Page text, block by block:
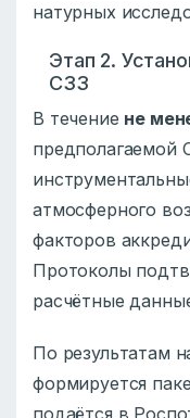
натурных
Этап 2.
СЗЗ
В течение не
предполагаемой
атмосферного
факторов
Протоколы
расчётные
По результатам
формируется
подаётся в